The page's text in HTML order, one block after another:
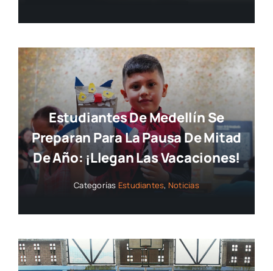
Estudiantes De Medellín Se
Preparan Para La Pausa De Mitad
De Año: ¡llegan Las Vacaciones!
Categorías Estudiantes, Noticias